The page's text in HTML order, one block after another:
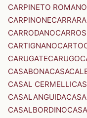
CARPINETO ROMANO
CARPINONECARRARA
CARRODANO
CARTIGNANO
CARUGATECARUGO
CASABONA
CASAL CERMELLI
CASALANGUIDA
CASALBORDINO